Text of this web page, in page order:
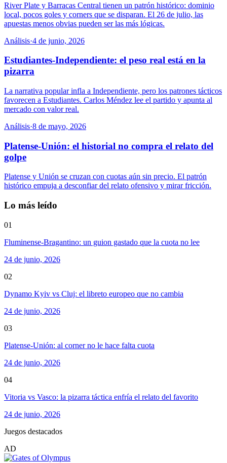
River Plate y Barracas Central tienen un patrón histórico: dominio
local, pocos goles y corners que se disparan. El 26 de julio, las
apuestas menos obvias pueden ser las más lógicas.
Análisis·4 de junio, 2026
Estudiantes-Independiente: el peso real está en la
pizarra
La narrativa popular infla a Independiente, pero los patrones tácticos
favorecen a Estudiantes. Carlos Méndez lee el partido y apunta al
mercado con valor real.
Análisis·8 de mayo, 2026
Platense-Unión: el historial no compra el relato del
golpe
Platense y Unión se cruzan con cuotas aún sin precio. El patrón
histórico empuja a desconfiar del relato ofensivo y mirar fricción.
Lo más leído
01
Fluminense-Bragantino: un guion gastado que la cuota no lee
24 de junio, 2026
02
Dynamo Kyiv vs Cluj: el libreto europeo que no cambia
24 de junio, 2026
03
Platense-Unión: al corner no le hace falta cuota
24 de junio, 2026
04
Vitoria vs Vasco: la pizarra táctica enfría el relato del favorito
24 de junio, 2026
Juegos destacados
AD